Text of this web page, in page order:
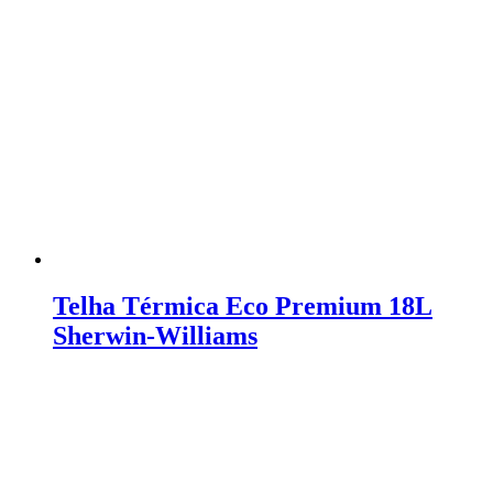
Telha Térmica Eco Premium 18L
Sherwin-Williams